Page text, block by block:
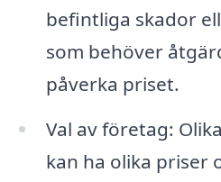
befintliga skador
som behöver
påverka priset.
Val av företag:
kan ha olika priser